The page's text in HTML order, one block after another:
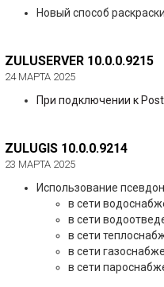
Новый способ
ZULUSERVER 10.0.0.9215
24 МАРТА 2025
При подключении к
ZULUGIS 10.0.0.9214
23 МАРТА 2025
Использование
в сети
в сети
в сети
в сети
в сети